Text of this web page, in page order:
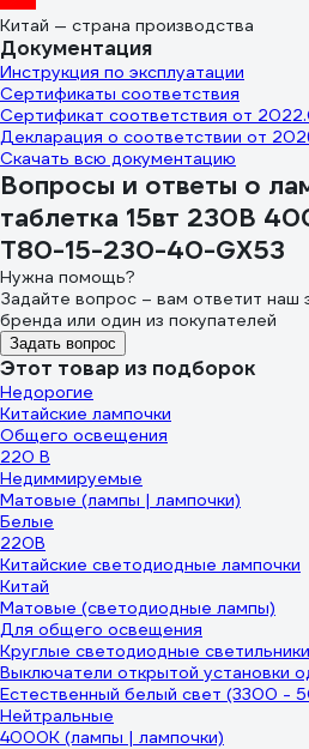
Китай — страна производства
Документация
Инструкция по эксплуатации
Сертификаты соответствия
Сертификат соответствия от
Декларация о соответствии от
Скачать всю документацию
Вопросы и ответы о
таблетка 15вт 230В
T80-15-230-40-GX53
Нужна помощь?
Задайте вопрос – вам ответит наш
бренда или один из покупателей
Задать вопрос
Этот товар из подборок
Недорогие
Китайские лампочки
Общего освещения
220 В
Недиммируемые
Матовые (лампы | лампочки)
Белые
220В
Китайские светодиодные лампочки
Китай
Матовые (светодиодные лампы)
Для общего освещения
Круглые светодиодные
Выключатели открытой установки
Естественный белый свет (3300 -
Нейтральные
4000К (лампы | лампочки)